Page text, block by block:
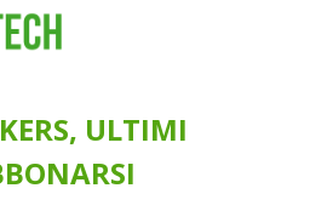
ULTIMI